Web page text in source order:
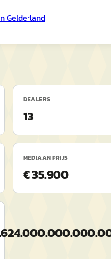
Gelderland
DEALERS
13
MEDIAAN PRIJS
€ 35.900